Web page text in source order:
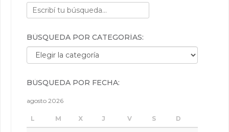
BÚSQUEDA POR CATEGORÍAS:
Búsqueda por categorías:
BÚSQUEDA POR FECHA:
agosto 2026
L M X J V S D